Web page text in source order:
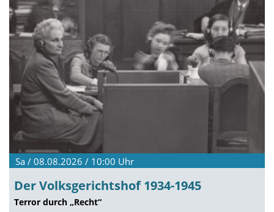
Sa / 08.08.2026 / 10:00 Uhr
Der Volksgerichtshof 1934-1945
Terror durch „Recht“